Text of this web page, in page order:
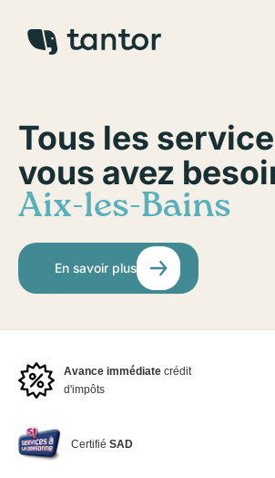
Tous les
vous avez
Aix-les-Bains
En savoir plus
Avance immédiate crédit
d'impôts
CertifiéSAD